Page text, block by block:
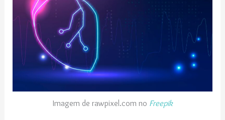
Imagem de rawpixel.com no Freepik